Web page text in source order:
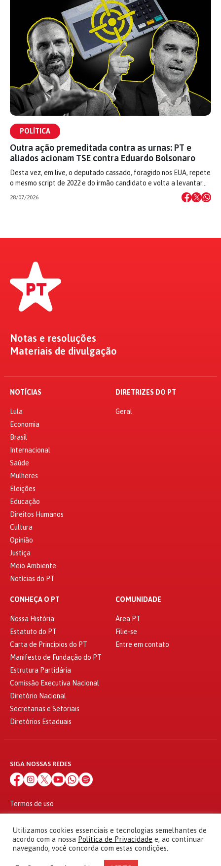
POLÍTICA
Outra ação premeditada contra as urnas: PT e
aliados acionam TSE contra Eduardo Bolsonaro
Desta vez, em live, o deputado cassado, foragido nos EUA, repete
o mesmo script de 2022 e do irmão candidato e volta a levantar…
28/07/2026
Notas e resoluções
Materiais de divulgação
NOTÍCIAS
Lula
Economia
Brasil
Internacional
Saúde
Mulheres
Eleições
Educação
Direitos Humanos
Cultura
Opinião
Justiça
Meio Ambiente
Notícias do PT
DIRETRIZES DO PT
Geral
CONHEÇA O PT
Nossa História
Estatuto do PT
Carta de Princípios do PT
Manifesto de Fundação do PT
Estrutura Partidária
Comissão Executiva Nacional
Diretório Nacional
Secretarias e Setoriais
Diretórios Estaduais
COMUNIDADE
Área PT
Filie-se
Entre em contato
SIGA NOSSAS REDES
Termos de uso
© 2010 - 2026
Partido dos Trabalhadores Todos os direitos reservados
Utilizamos cookies essenciais e tecnologias semelhantes de
acordo com a nossa Política de Privacidade e, ao continuar
navegando, você concorda com estas condições.